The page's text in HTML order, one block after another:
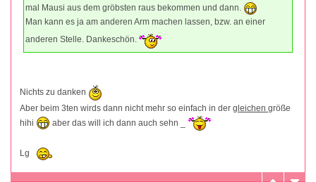
mal Mausi aus dem gröbsten raus bekommen und dann.
Man kann es ja am anderen Arm machen lassen, bzw. an einer
anderen Stelle. Dankeschön.
Nichts zu danken
Aber beim 3ten wirds dann nicht mehr so einfach in der gleichen größe
hihi
aber das will ich dann auch sehn _
Lg